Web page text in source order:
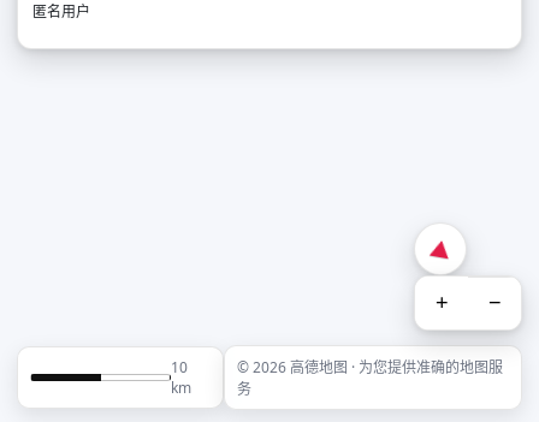
匿名用户
+ −
10
km
© 2026 高德地图 · 为您提供准确的地图服
务